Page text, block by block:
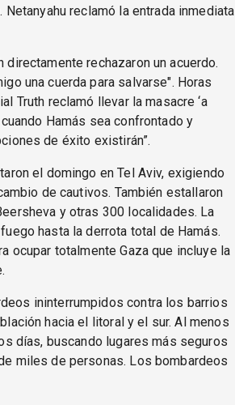
reclamó la entrada inmediata
rechazaron un acuerdo.
una cuerda para salvarse". Horas
Truth reclamó llevar la masacre ‘a
Hamás sea confrontado y
de éxito existirán”.
el domingo en Tel Aviv, exigiendo
de cautivos. También estallaron
y otras 300 localidades. La
hasta la derrota total de Hamás.
ocupar totalmente Gaza que incluye la
ininterrumpidos contra los barrios
hacia el litoral y el sur. Al menos
días, buscando lugares más seguros
miles de personas. Los bombardeos